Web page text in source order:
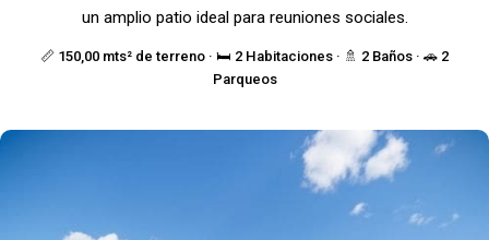
📏 150,00 mts² de terreno · 🛏️ 2 Habitaciones · 🚿 2 Baños · 🚗 2
Parqueos
un amplio patio ideal para reuniones sociales.